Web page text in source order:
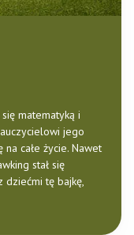
matematyką i
jego
całe życie. Nawet
stał się
dziećmi tę bajkę,